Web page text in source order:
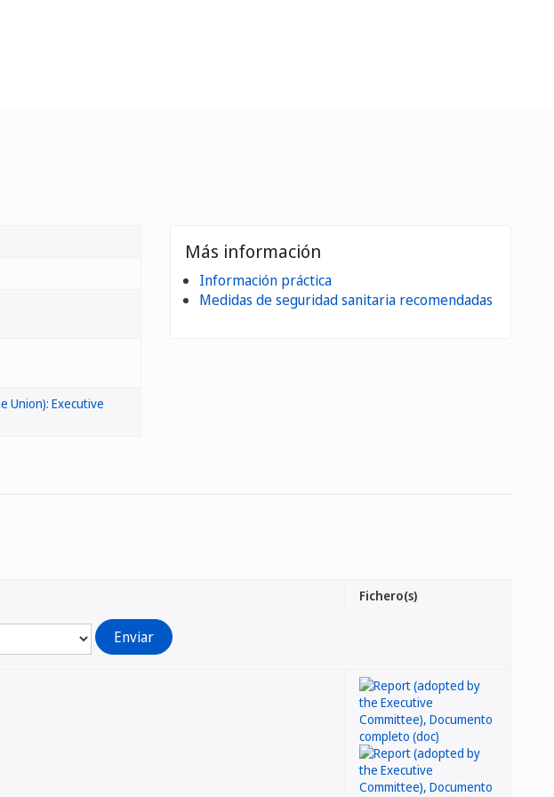
Union): Executive
Más información
Información práctica
Medidas de seguridad sanitaria recomendadas
Fichero(s)